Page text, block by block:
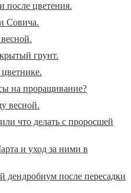
после цветения.
Совича.
грунт.
на проращивание?
весной.
что делать с проросшей
и уход за ними в
дендробиум после пересадки